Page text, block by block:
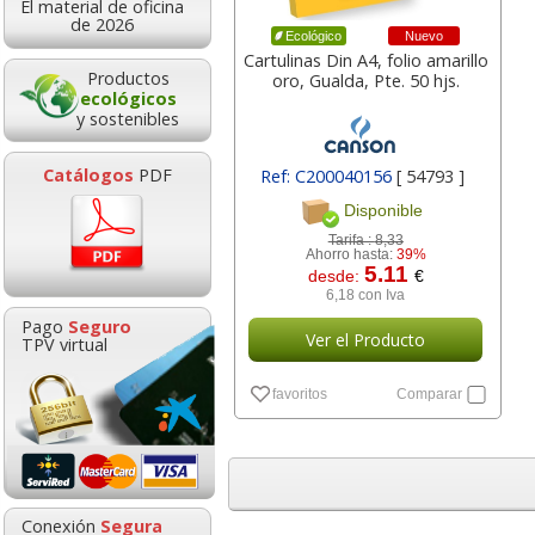
El material de oficina
de 2026
Productos
ecológicos
y sostenibles
Catálogos PDF
Pago Seguro
TPV virtual
Conexión Segura
Ecológico Nuevo
Cartulinas Din A4, folio amarillo
oro, Gualda, Pte. 50 hjs.
Ref: C200040156 [ 54793 ]
Disponible
Tarifa :8,33
Ahorro hasta: 39%
desde: 5.11 €
6,18 con Iva
Ver el Producto
favoritos Comparar
31,96 €
38,67 con Iva
desde:
43,57 con Iva
Celo Scotch Magic
Invisible Eco Reciclada
33x19 Pack 9
desde:
27,54 con Iva
colores Faber-
pinturas de
10,83 con
Goma de borrar
moldeable maleable
para carboncillo o
HP 304 302